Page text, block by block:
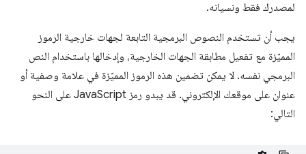
لمصدرك فقط ونسيانه.
يجب أن تستخدم النصوص البرمجية التابعة لجهات خارجية الرموز
المميّزة مع تفعيل مطابقة الجهات الخارجية، وإدخالها باستخدام النص
البرمجي نفسه. لا يمكن تضمين هذه الرموز المميّزة في علامة وصفية أو
عنوان على موقعك الإلكتروني. قد يبدو رمز JavaScript على النحو
التالي: